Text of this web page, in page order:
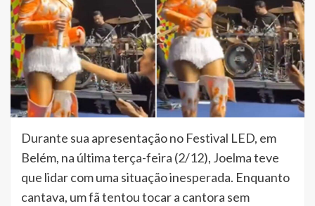
Durante sua apresentação no Festival LED, em
Belém, na última terça-feira (2/12), Joelma teve
que lidar com uma situação inesperada. Enquanto
cantava, um fã tentou tocar a cantora sem